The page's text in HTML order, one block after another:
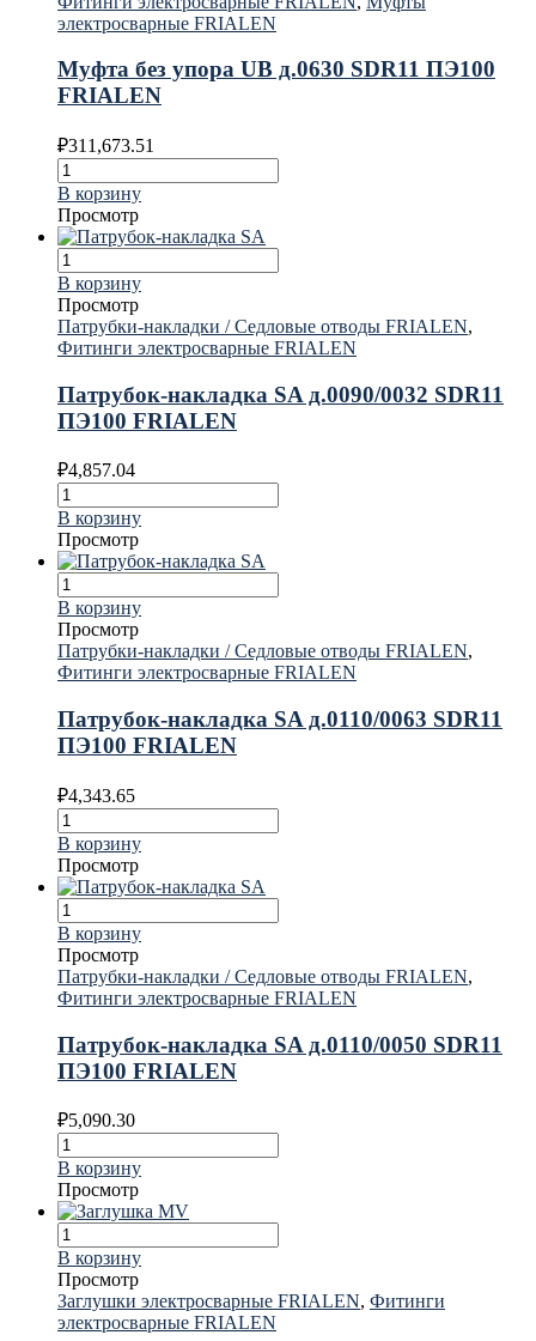
электросварные FRIALEN
Муфта без упора UB д.0630 SDR11 ПЭ100
FRIALEN
₽311,673.51
В корзину
Просмотр
В корзину
Просмотр
Патрубки-накладки / Седловые отводы FRIALEN,
Фитинги электросварные FRIALEN
Патрубок-накладка SA д.0090/0032 SDR11
ПЭ100 FRIALEN
₽4,857.04
В корзину
Просмотр
В корзину
Просмотр
Патрубки-накладки / Седловые отводы FRIALEN,
Фитинги электросварные FRIALEN
Патрубок-накладка SA д.0110/0063 SDR11
ПЭ100 FRIALEN
₽4,343.65
В корзину
Просмотр
В корзину
Просмотр
Патрубки-накладки / Седловые отводы FRIALEN,
Фитинги электросварные FRIALEN
Патрубок-накладка SA д.0110/0050 SDR11
ПЭ100 FRIALEN
₽5,090.30
В корзину
Просмотр
В корзину
Просмотр
Заглушки электросварные FRIALEN, Фитинги
электросварные FRIALEN